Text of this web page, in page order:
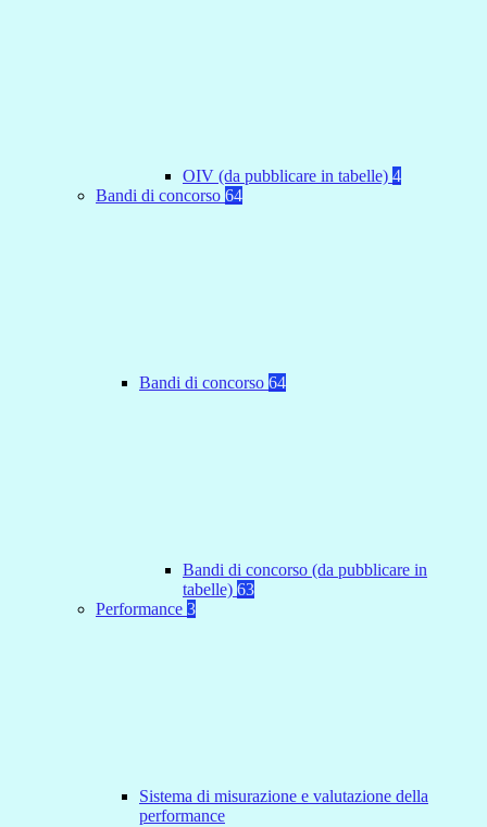
OIV (da pubblicare in tabelle) 4
Bandi di concorso 64
Bandi di concorso 64
Bandi di concorso (da pubblicare in
tabelle) 63
Performance 3
Sistema di misurazione e valutazione della
performance